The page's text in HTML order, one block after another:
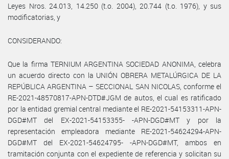
Leyes Nros. 24.013, 14.250 (t.o. 2004), 20.744 (t.o. 1976), y sus
modificatorias, y
CONSIDERANDO:
Que la firma TERNIUM ARGENTINA SOCIEDAD ANONIMA, celebra
un acuerdo directo con la UNIÓN OBRERA METALÚRGICA DE LA
REPÚBLICA ARGENTINA – SECCIONAL SAN NICOLAS, conforme el
RE-2021-48570817-APN-DTD#JGM de autos, el cual es ratificado
por la entidad gremial central mediante el RE-2021-54153311-APN-
DGD#MT del EX-2021-54153355- -APN-DGD#MT y por la
representación empleadora mediante RE-2021-54624294-APN-
DGD#MT del EX-2021-54624795- -APN-DGD#MT, ambos en
tramitación conjunta con el expediente de referencia y solicitan su